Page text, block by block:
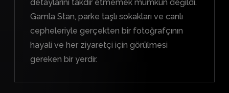
detaylarını takdir etmemek mümkün değildi.
Gamla Stan, parke taşlı sokakları ve canlı
cepheleriyle gerçekten bir fotoğrafçının
hayali ve her ziyaretçi için görülmesi
gereken bir yerdir.